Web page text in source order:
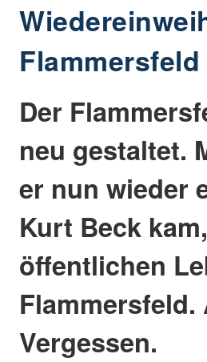
Flammersfeld
Der
neu gestaltet.
er nun wieder
Kurt Beck
öffentlichen
Vergessen.